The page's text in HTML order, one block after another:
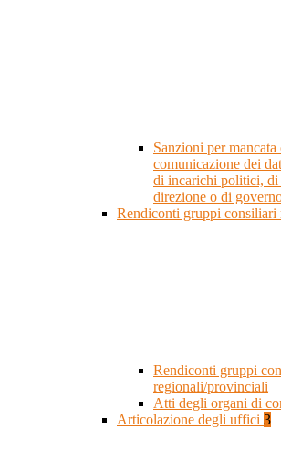
Sanzioni per
comunicazione dei
di incarichi politici, di
direzione o di
Rendiconti gruppi
Rendiconti gruppi
regionali/provinciali
Atti degli organi di
Articolazione degli uffici 3